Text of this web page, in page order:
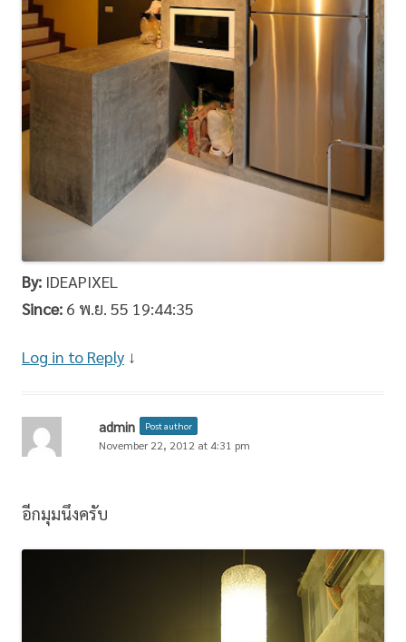
By: IDEAPIXEL
Since: 6 พ.ย. 55 19:44:35
Log in to Reply ↓
admin Post author
November 22, 2012 at 4:31 pm
อีกมุมนึงครับ